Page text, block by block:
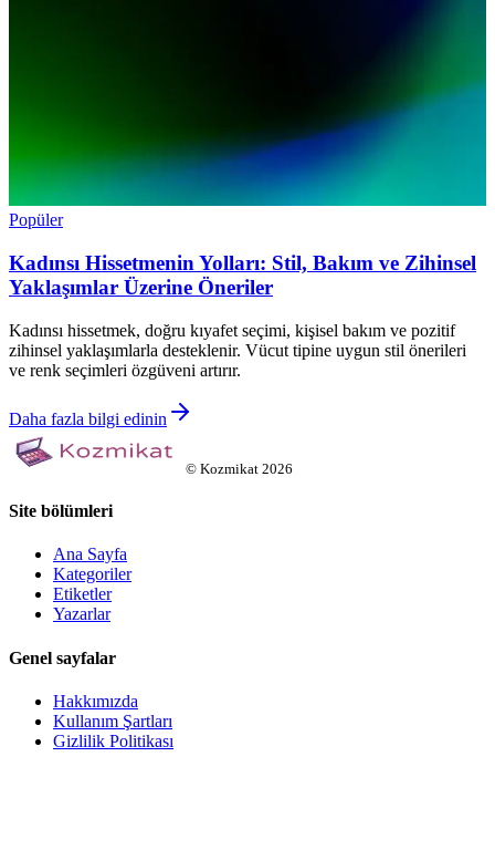
Popüler
Kadınsı Hissetmenin Yolları: Stil, Bakım ve Zihinsel
Yaklaşımlar Üzerine Öneriler
Kadınsı hissetmek, doğru kıyafet seçimi, kişisel bakım ve pozitif
zihinsel yaklaşımlarla desteklenir. Vücut tipine uygun stil önerileri
ve renk seçimleri özgüveni artırır.
Daha fazla bilgi edinin
© Kozmikat 2026
Site bölümleri
Ana Sayfa
Kategoriler
Etiketler
Yazarlar
Genel sayfalar
Hakkımızda
Kullanım Şartları
Gizlilik Politikası